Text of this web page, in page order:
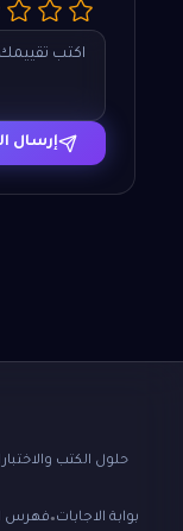
إرسال
حلول الكتب
بوابة الاجابات ● فهرس